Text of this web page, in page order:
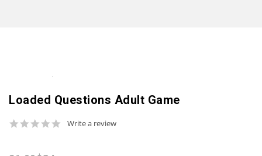
Loaded Questions Adult Game
0.0
Write a review